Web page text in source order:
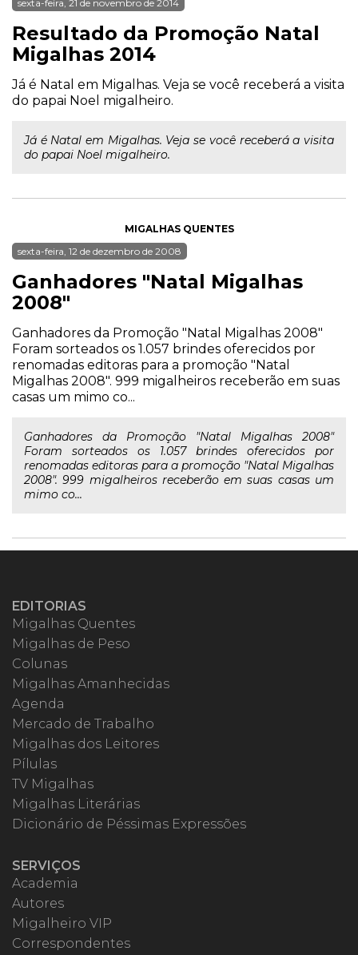
sexta-feira, 21 de novembro de 2014
Resultado da Promoção Natal
Migalhas 2014
Já é Natal em Migalhas. Veja se você receberá a visita
do papai Noel migalheiro.
Já é Natal em Migalhas. Veja se você receberá a visita
do papai Noel migalheiro.
MIGALHAS QUENTES
sexta-feira, 12 de dezembro de 2008
Ganhadores "Natal Migalhas
2008"
Ganhadores da Promoção "Natal Migalhas 2008"
Foram sorteados os 1.057 brindes oferecidos por
renomadas editoras para a promoção "Natal
Migalhas 2008". 999 migalheiros receberão em suas
casas um mimo co...
Ganhadores da Promoção "Natal Migalhas 2008"
Foram sorteados os 1.057 brindes oferecidos por
renomadas editoras para a promoção "Natal Migalhas
2008". 999 migalheiros receberão em suas casas um
mimo co...
EDITORIAS
Migalhas Quentes
Migalhas de Peso
Colunas
Migalhas Amanhecidas
Agenda
Mercado de Trabalho
Migalhas dos Leitores
Pílulas
TV Migalhas
Migalhas Literárias
Dicionário de Péssimas Expressões
SERVIÇOS
Academia
Autores
Migalheiro VIP
Correspondentes